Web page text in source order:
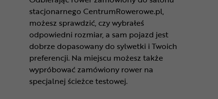
stacjonarnego CentrumRowerowe.pl,
możesz sprawdzić, czy wybrałeś
odpowiedni rozmiar, a sam pojazd jest
dobrze dopasowany do sylwetki i Twoich
preferencji. Na miejscu możesz także
wypróbować zamówiony rower na
specjalnej ścieżce testowej.